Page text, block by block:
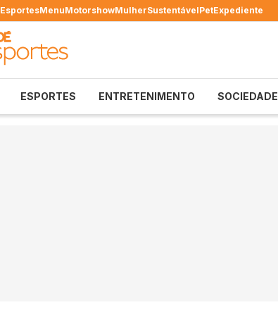
EsportesMenuMotorshowMulherSustentávelPetExpediente
ESPORTES ENTRETENIMENTO SOCIEDADE